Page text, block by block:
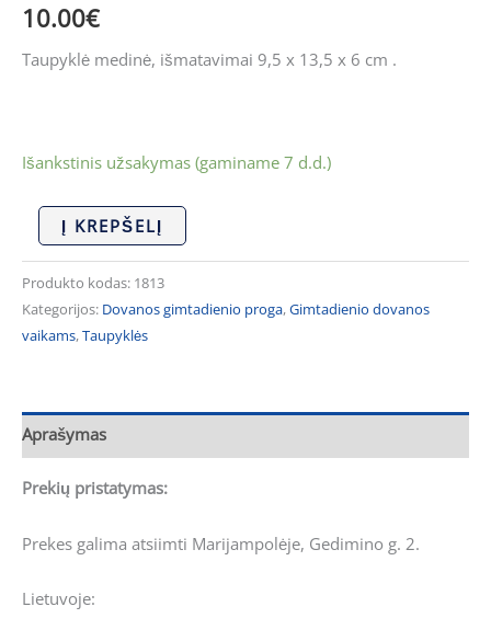
10.00€
Taupyklė medinė, išmatavimai 9,5 x 13,5 x 6 cm .
Išankstinis užsakymas (gaminame 7 d.d.)
Į KREPŠELĮ
Produkto kodas: 1813
Kategorijos: Dovanos gimtadienio proga,Gimtadienio dovanos
vaikams,Taupyklės
Aprašymas
Prekių pristatymas:
Prekes galima atsiimti Marijampolėje, Gedimino g. 2.
Lietuvoje: